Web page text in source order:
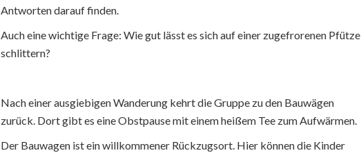
Antworten darauf finden.
Auch eine wichtige Frage: Wie gut lässt es sich auf einer zugefrorenen Pfütze
schlittern?
Nach einer ausgiebigen Wanderung kehrt die Gruppe zu den Bauwägen
zurück. Dort gibt es eine Obstpause mit einem heißem Tee zum Aufwärmen.
Der Bauwagen ist ein willkommener Rückzugsort. Hier können die Kinder